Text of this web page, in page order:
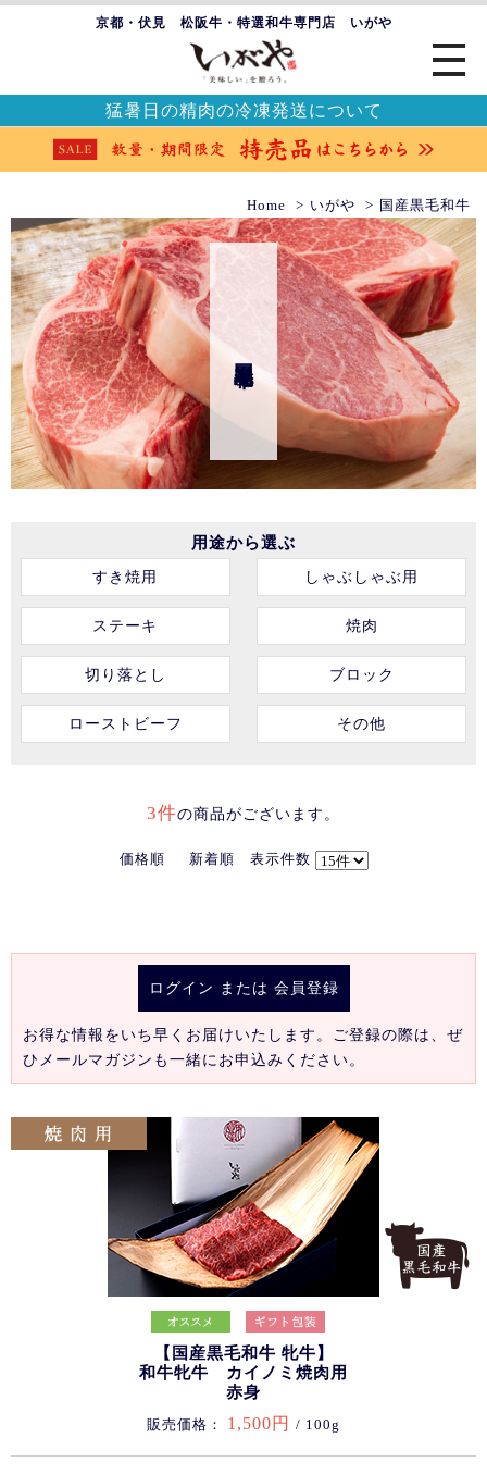
京都・伏見 松阪牛・特選和牛専門店 いがや
猛暑日の精肉の冷凍発送について
Home いがや 国産黒毛和牛
用途から選ぶ
すき焼用
しゃぶしゃぶ用
ステーキ 焼肉
切り落とし ブロック
ローストビーフ その他
3件の商品がございます。
価格順 新着順 表示件数
ログイン または 会員登録
お得な情報をいち早くお届けいたします。ご登録の際は、ぜ
ひメールマガジンも一緒にお申込みください。
【国産黒毛和牛 牝牛】
和牛牝牛 カイノミ焼肉用
赤身
販売価格： 1,500円 / 100g